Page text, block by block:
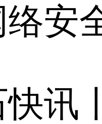
安
快讯